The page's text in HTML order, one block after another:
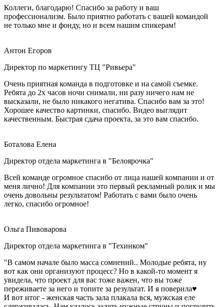
Коллеги, благодарю! Спасибо за работу и ваш
профессионализм. Было приятно работать с вашей командой
не только мне и фонду, но и всем нашим спикерам!
Антон Егоров
Директор по маркетингу ТЦ "Ривьера"
Очень приятная команда в подготовке и на самой съемке.
Ребята до 2х часов ночи снимали, ни разу ничего нам не
высказали, не было никакого негатива. Спасибо вам за это!
Хорошее качество картинки, спасибо. Видео выглядит
качественным. Быстрая сдача проекта, за это вам спасибо.
Боталова Елена
Директор отдела маркетинга в "Белоярочка"
Всей команде огромное спасибо от лица нашей компании и от
меня лично! Для компании это первый рекламный ролик и мы
очень довольны результатом! Работать с вами было очень
легко, спасибо огромное!
Ольга Пивоварова
Директор отдела маркетинга в "Техинком"
"В самом начале было масса сомнений.. Молодые ребята, ну
вот как они организуют процесс? Но в какой-то момент я
увидела, что проект для вас тоже важен, что вы тоже
переживаете за него и топите за результат. И я поверила♥️
И вот итог - женская часть зала плакала вся, мужская еле